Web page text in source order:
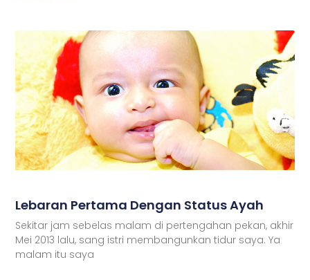
Lebaran Pertama Dengan Status Ayah
Sekitar jam sebelas malam di pertengahan pekan, akhir
Mei 2013 lalu, sang istri membangunkan tidur saya. Ya
malam itu saya